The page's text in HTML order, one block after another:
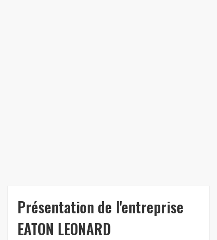
Présentation de l'entreprise
EATON LEONARD